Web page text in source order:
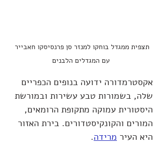
תצפית ממגדל בוחקו למנזר סן פרנסיסקו חאבייר
עם המגדלים הלבנים
אקסטרמדורה ידועה בנופים הכפריים
שלה, בשמורות טבע עשירות ובמורשת
היסטורית עמוקה מתקופת הרומאים,
המורים והקונקיסטדורים. בירת האזור
היא העיר מרידה.